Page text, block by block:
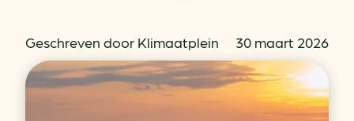
Geschreven door Klimaatplein 30 maart 2026